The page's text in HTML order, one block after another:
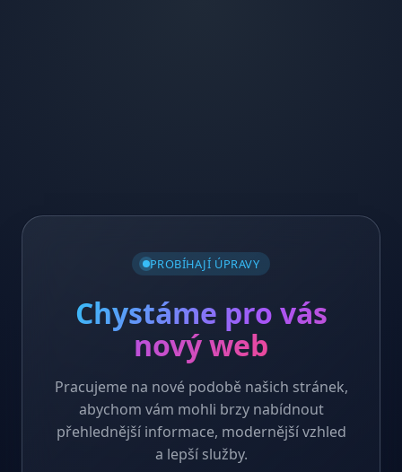
PROBÍHAJÍ ÚPRAVY
Chystáme pro vás
nový web
Pracujeme na nové podobě našich stránek,
abychom vám mohli brzy nabídnout
přehlednější informace, modernější vzhled
a lepší služby.